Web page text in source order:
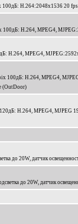
H.264:2048x1536 20
H.264, MPEG4,
H.264, MPEG4,
100дБ: H.264, MPEG4,
(OutDoor)
H.264, MPEG4, MJPEG
до 20W, датчик
до 20W, датчик